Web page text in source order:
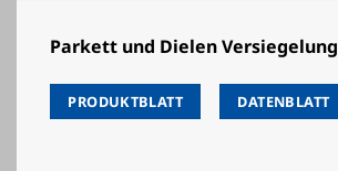
Parkett und Dielen Versiegelung
PRODUKTBLATT DATENBLATT